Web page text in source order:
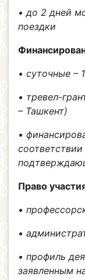
• до 2 дней
поездки
• суточные –
• тревел-
– Ташкент)
•
Право
•
•
• профиль
заявленным